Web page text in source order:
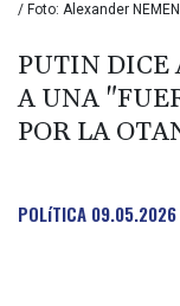
/ Foto: Alexander
PUTIN DICE
A UNA
POR LA
POLíTICA 09.05.2026